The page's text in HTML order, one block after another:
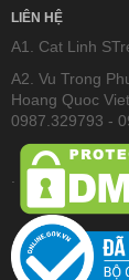
LIÊN HỆ
A1. Cat Linh
A2. Vu Trong
Hoang Quoc
0987.329793 -
.